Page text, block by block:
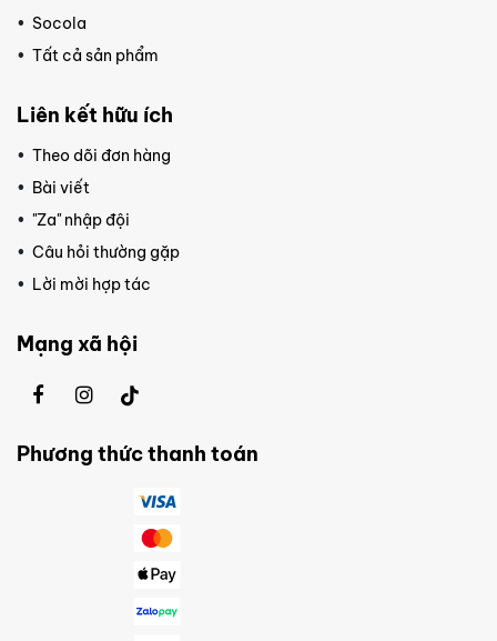
Socola
Tất cả sản phẩm
Liên kết hữu ích
Theo dõi đơn hàng
Bài viết
"Za" nhập đội
Câu hỏi thường gặp
Lời mời hợp tác
Mạng xã hội
Phương thức thanh toán